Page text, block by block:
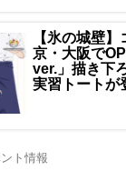
【氷の城壁
京・大阪で
ver.」描き下
実習トートが
ト情報